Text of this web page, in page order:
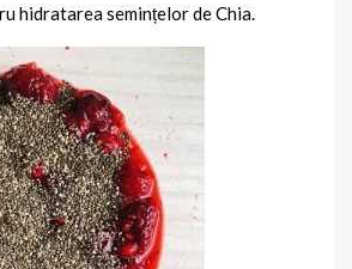
hidratarea semințelor de Chia.